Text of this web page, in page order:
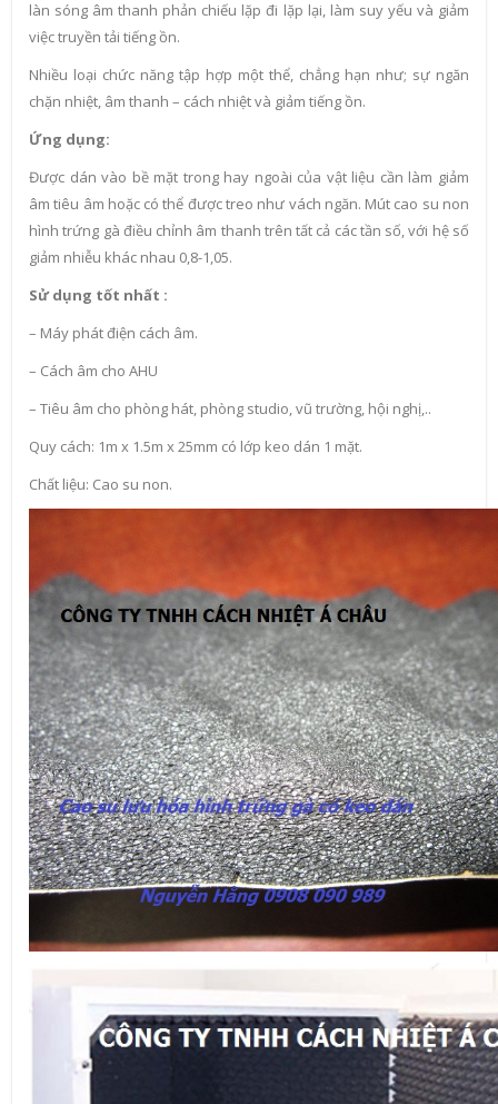
làn sóng âm thanh phản chiếu lặp đi lặp lại, làm suy yếu và giảm
việc truyền tải tiếng ồn.
Nhiều loại chức năng tập hợp một thể, chẳng hạn như; sự ngăn
chặn nhiệt, âm thanh – cách nhiệt và giảm tiếng ồn.
Ứng dụng:
Được dán vào bề mặt trong hay ngoài của vật liệu cần làm giảm
âm tiêu âm hoặc có thể được treo như vách ngăn. Mút cao su non
hình trứng gà điều chỉnh âm thanh trên tất cả các tần số, với hệ số
giảm nhiễu khác nhau 0,8-1,05.
Sử dụng tốt nhất :
– Máy phát điện cách âm.
– Cách âm cho AHU
– Tiêu âm cho phòng hát, phòng studio, vũ trường, hội nghị,..
Quy cách: 1m x 1.5m x 25mm có lớp keo dán 1 mặt.
Chất liệu: Cao su non.